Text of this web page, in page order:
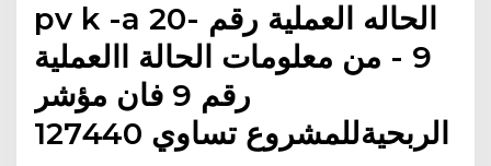
pv k -a 20- الحاله العملية رقم
9 - من معلومات الحالة االعملية
رقم 9 فان مؤشر
الربحيةللمشروع تساوي 127440